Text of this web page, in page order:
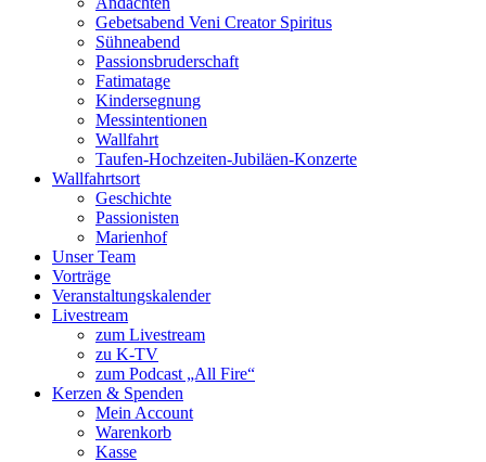
Gebetsabend Veni Creator Spiritus
Sühneabend
Passionsbruderschaft
Fatimatage
Kindersegnung
Messintentionen
Wallfahrt
Taufen-Hochzeiten-Jubiläen-Konzerte
Wallfahrtsort
Geschichte
Passionisten
Marienhof
Unser Team
Vorträge
Veranstaltungskalender
Livestream
zum Livestream
zu K-TV
zum Podcast „All Fire“
Kerzen & Spenden
Mein Account
Warenkorb
Kasse